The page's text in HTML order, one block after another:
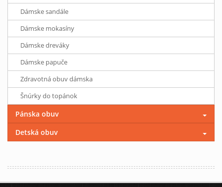
Dámske sandále
Dámske mokasíny
Dámske dreváky
Dámske papuče
Zdravotná obuv dámska
Šnúrky do topánok
Pánska obuv
Detská obuv